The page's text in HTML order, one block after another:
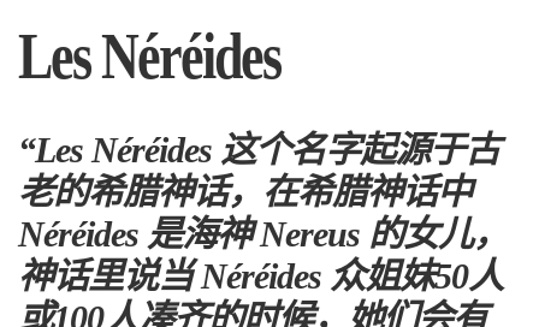
Les Néréides
“Les Néréides 这个名字起源于古
老的希腊神话，在希腊神话中
Néréides 是海神 Nereus 的女儿，
神话里说当 Néréides 众姐妹50人
或100人凑齐的时候，她们会有